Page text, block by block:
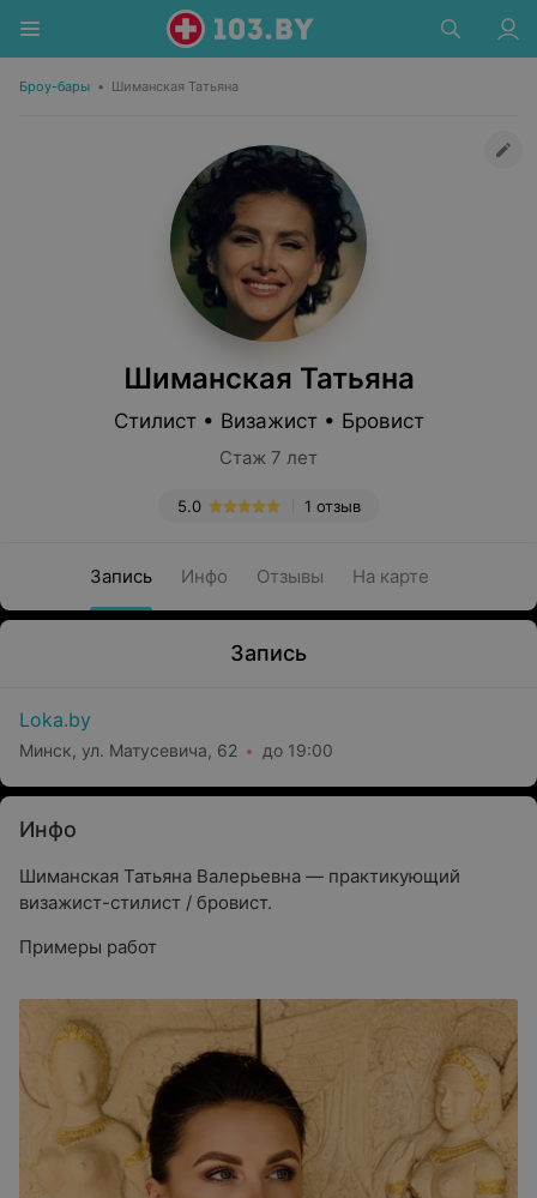
Броу-бары • Шиманская Татьяна
Шиманская Татьяна
Стилист • Визажист • Бровист
Стаж 7 лет
1 отзыв
5.0
Запись Инфо Отзывы На карте
Запись
Loka.by
Минск, ул. Матусевича, 62 до 19:00
Инфо
Шиманская Татьяна Валерьевна — практикующий
визажист-стилист / бровист.
Примеры работ